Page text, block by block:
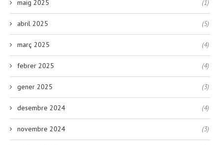
maig 2025 (1)
abril 2025 (5)
març 2025 (4)
febrer 2025 (4)
gener 2025 (3)
desembre 2024 (4)
novembre 2024 (3)